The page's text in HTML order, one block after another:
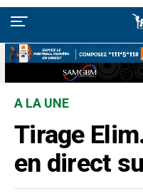
A LA UNE
Tirage
en direct